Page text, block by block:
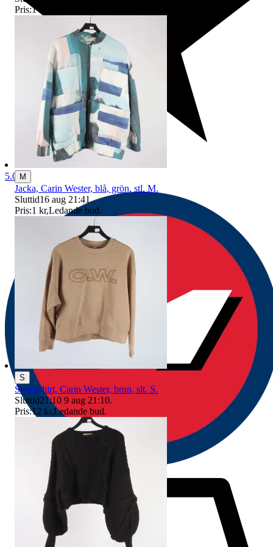
5.0
Pris:1 kr
M
Jacka, Carin Wester, blå, grön, stl. M.
Sluttid16 aug 21:41.
Pris:1 kr,Ledande bud.
S
Sweatshirt, Carin Wester, brun, slt. S.
Sluttid21:10 9 aug 21:10.
Pris:12 kr,Ledande bud.